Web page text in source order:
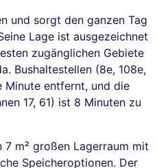
und sorgt den ganzen Tag
Lage ist ausgezeichnet
zugänglichen Gebiete
Bushaltestellen (8e, 108e,
Minute entfernt, und die
17, 61) ist 8 Minuten zu
7 m² großen Lagerraum mit
Speicheroptionen. Der